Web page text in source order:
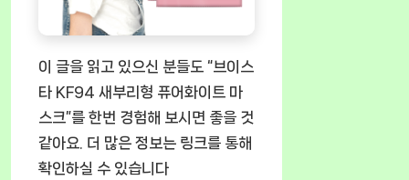
이 글을 읽고 있으신 분들도 “브이스
타 KF94 새부리형 퓨어화이트 마
스크”를 한번 경험해 보시면 좋을 것
같아요. 더 많은 정보는 링크를 통해
확인하실 수 있습니다